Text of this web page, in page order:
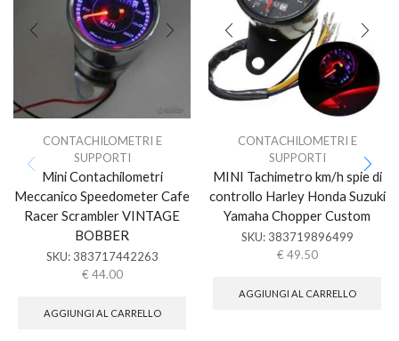
CONTACHILOMETRI E
SUPPORTI
Mini Contachilometri
Meccanico Speedometer Cafe
Racer Scrambler VINTAGE
BOBBER
SKU: 383717442263
€ 44.00
AGGIUNGI AL CARRELLO
CONTACHILOMETRI E
SUPPORTI
MINI Tachimetro km/h spie di
controllo Harley Honda Suzuki
Yamaha Chopper Custom
SKU: 383719896499
€ 49.50
AGGIUNGI AL CARRELLO